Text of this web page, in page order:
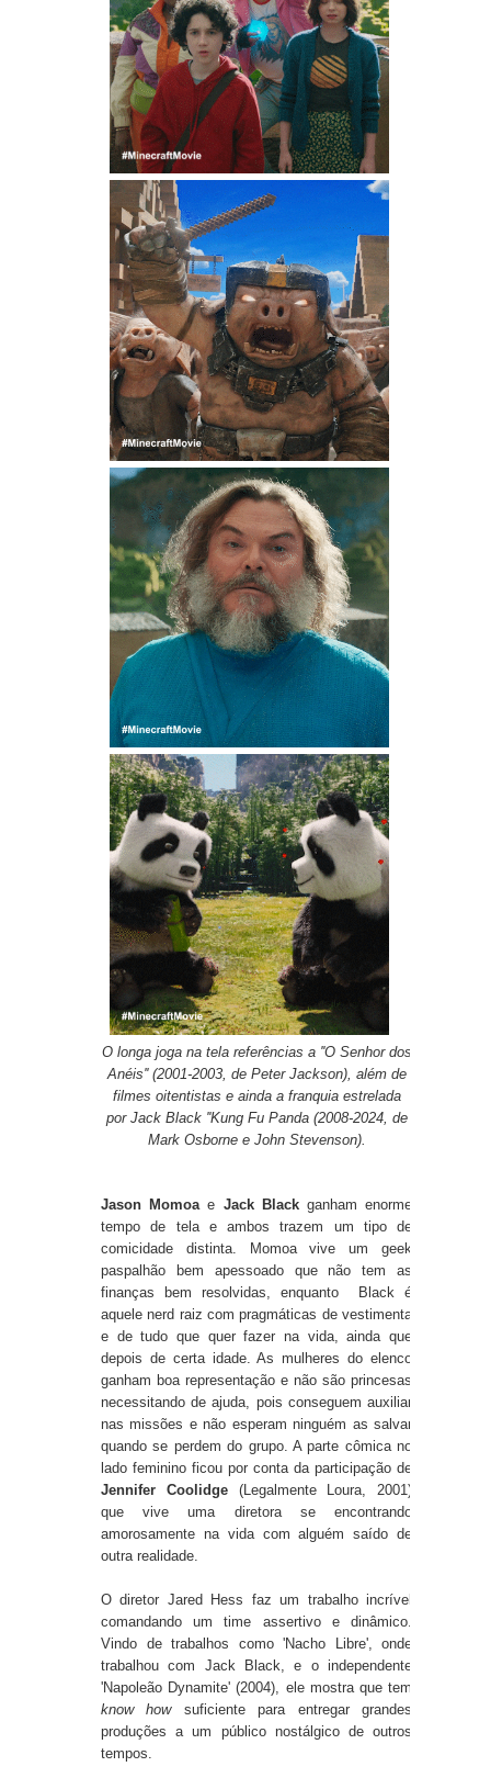
O longa joga na tela referências a ''O Senhor dos
Anéis'' (2001-2003, de Peter Jackson), além de
filmes oitentistas e ainda a franquia estrelada
por Jack Black ''Kung Fu Panda (2008-2024, de
Mark Osborne e John Stevenson).
Jason Momoae Jack Blackganham enorme
tempo de tela e ambos trazem um tipo de
comicidade distinta. Momoa vive um geek
paspalhão bem apessoado que não tem as
finanças bem resolvidas, enquanto Black é
aquele nerd raiz com pragmáticas de vestimenta
e de tudo que quer fazer na vida, ainda que
depois de certa idade. As mulheres do elenco
ganham boa representação e não são princesas
necessitando de ajuda, pois conseguem auxiliar
nas missões e não esperam ninguém as salvar
quando se perdem do grupo. A parte cômica no
lado feminino ficou por conta da participação de
Jennifer Coolidge(Legalmente Loura, 2001)
que vive uma diretora se encontrando
amorosamente na vida com alguém saído de
outra realidade.
O diretor Jared Hess faz um trabalho incrível
comandando um time assertivo e dinâmico.
Vindo de trabalhos como 'Nacho Libre', onde
trabalhou com Jack Black, e o independente
'Napoleão Dynamite' (2004), ele mostra que tem
know howsuficiente para entregar grandes
produções a um público nostálgico de outros
tempos.